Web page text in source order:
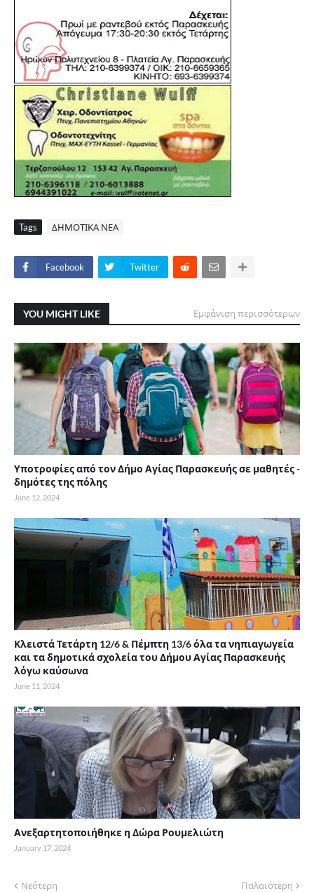
Tags ΔΗΜΟΤΙΚΑ ΝΕΑ
Facebook Twitter
YOU MIGHT LIKE Εμφάνιση περισσότερων
Υποτροφίες από τον Δήμο Αγίας Παρασκευής σε μαθητές -
δημότες της πόλης
June 12, 2024
Κλειστά Τετάρτη 12/6 & Πέμπτη 13/6 όλα τα νηπιαγωγεία
και τα δημοτικά σχολεία του Δήμου Αγίας Παρασκευής
λόγω καύσωνα
June 11, 2024
Ανεξαρτητοποιήθηκε η Δώρα Ρουμελιώτη
January 17, 2024
Νεότερη Παλαιότερη